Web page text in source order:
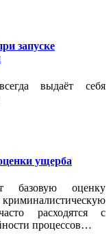
запуске
выдаёт себя
ущерба
базовую оценку
расходятся с
процессов…